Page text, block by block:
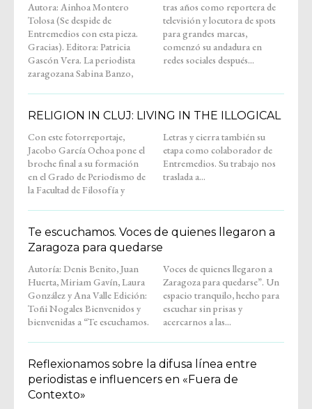
Autora: Ainhoa Montero
Tolosa (Se despide de
Entremedios con esta pieza.
Gracias). Editora: Patricia
Gascón Vera. La periodista
zaragozana Sabina Banzo,
tras años como reportera de
televisión y locutora de spots
para grandes marcas,
comenzó su andadura en
redes sociales después...
RELIGION IN CLUJ: LIVING IN THE ILLOGICAL
Con este fotorreportaje,
Jacobo García Ochoa pone el
broche final a su formación
en el Grado de Periodismo de
la Facultad de Filosofía y
Letras y cierra también su
etapa como colaborador de
Entremedios. Su trabajo nos
traslada a...
Te escuchamos. Voces de quienes llegaron a
Zaragoza para quedarse
Autoría: Denis Benito, Juan
Huerta, Miriam Gavín, Laura
González y Ana Valle Edición:
Toñi Nogales Bienvenidos y
bienvenidas a “Te escuchamos.
Voces de quienes llegaron a
Zaragoza para quedarse”. Un
espacio tranquilo, hecho para
escuchar sin prisas y
acercarnos a las...
Reflexionamos sobre la difusa línea entre
periodistas e influencers en «Fuera de
Contexto»